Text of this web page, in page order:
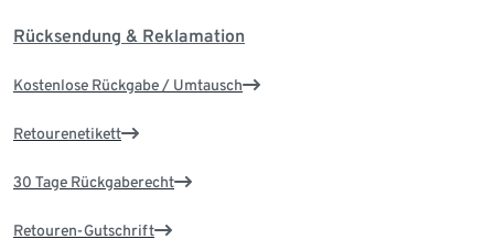
Rücksendung & Reklamation
Kostenlose Rückgabe / Umtausch
Retourenetikett
30 Tage Rückgaberecht
Retouren-Gutschrift